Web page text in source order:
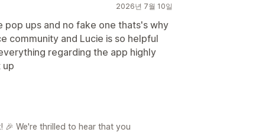
2026년 7월 10일
ups and no fake one thats's why
community and Lucie is so helpful
regarding the app highly
up
We're thrilled to hear that you